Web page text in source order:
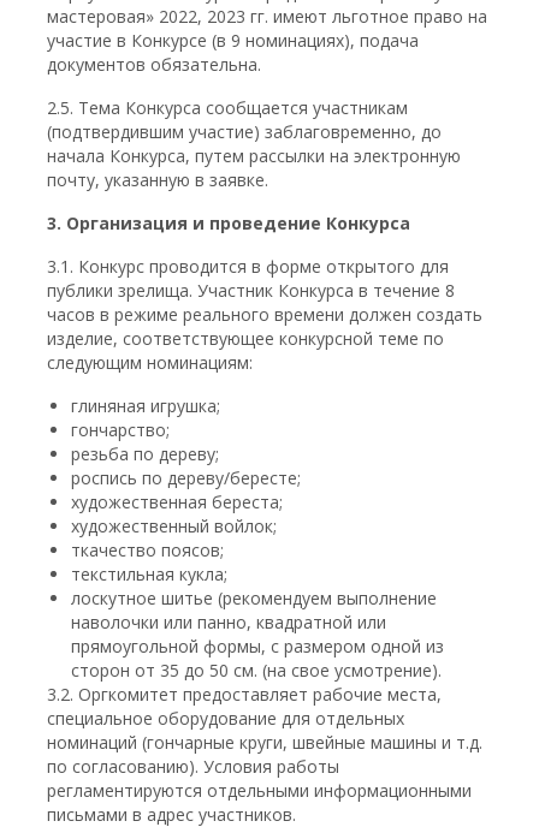
мастеровая» 2022, 2023 гг. имеют льготное право на
участие в Конкурсе (в 9 номинациях), подача
документов обязательна.
2.5. Тема Конкурса сообщается участникам
(подтвердившим участие) заблаговременно, до
начала Конкурса, путем рассылки на электронную
почту, указанную в заявке.
3. Организация и проведение Конкурса
3.1. Конкурс проводится в форме открытого для
публики зрелища. Участник Конкурса в течение 8
часов в режиме реального времени должен создать
изделие, соответствующее конкурсной теме по
следующим номинациям:
глиняная игрушка;
гончарство;
резьба по дереву;
роспись по дереву/бересте;
художественная береста;
художественный войлок;
ткачество поясов;
текстильная кукла;
лоскутное шитье (рекомендуем выполнение
наволочки или панно, квадратной или
прямоугольной формы, с размером одной из
сторон от 35 до 50 см. (на свое усмотрение).
3.2. Оргкомитет предоставляет рабочие места,
специальное оборудование для отдельных
номинаций (гончарные круги, швейные машины и т.д.
по согласованию). Условия работы
регламентируются отдельными информационными
письмами в адрес участников.